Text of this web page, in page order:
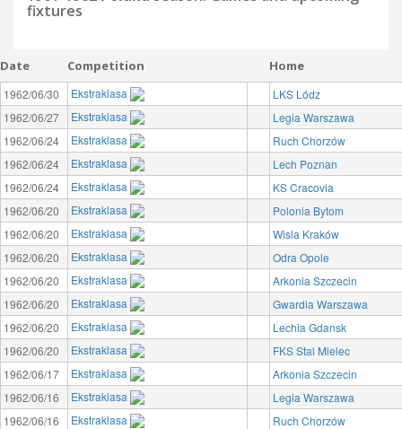
fixtures
Date Competition Home
1962/06/30 Ekstraklasa
LKS Lódz
1962/06/27
Ekstraklasa
Legia Warszawa
1962/06/24
Ekstraklasa
Ruch Chorzów
1962/06/24
Ekstraklasa
Lech Poznan
1962/06/24
Ekstraklasa
KS Cracovia
1962/06/20
Ekstraklasa
Polonia Bytom
1962/06/20
Ekstraklasa
Wisla Kraków
1962/06/20
Ekstraklasa
Odra Opole
1962/06/20
Ekstraklasa
Arkonia Szczecin
1962/06/20
Ekstraklasa
Gwardia Warszawa
1962/06/20
Ekstraklasa
Lechia Gdansk
1962/06/20
Ekstraklasa
FKS Stal Mielec
1962/06/17
Ekstraklasa
Arkonia Szczecin
1962/06/16
Ekstraklasa
Legia Warszawa
1962/06/16
Ekstraklasa
Ruch Chorzów